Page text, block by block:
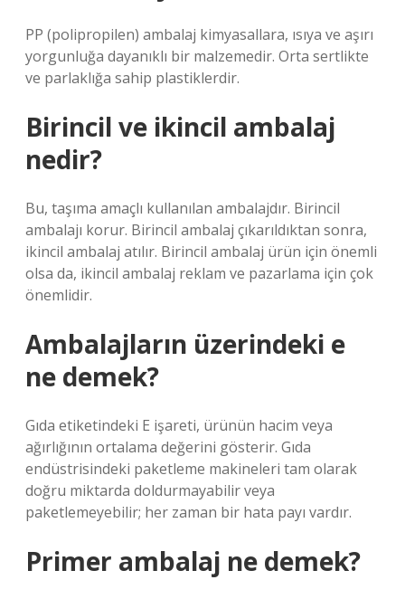
PP (polipropilen) ambalaj kimyasallara, ısıya ve aşırı
yorgunluğa dayanıklı bir malzemedir. Orta sertlikte
ve parlaklığa sahip plastiklerdir.
Birincil ve ikincil ambalaj
nedir?
Bu, taşıma amaçlı kullanılan ambalajdır. Birincil
ambalajı korur. Birincil ambalaj çıkarıldıktan sonra,
ikincil ambalaj atılır. Birincil ambalaj ürün için önemli
olsa da, ikincil ambalaj reklam ve pazarlama için çok
önemlidir.
Ambalajların üzerindeki e
ne demek?
Gıda etiketindeki E işareti, ürünün hacim veya
ağırlığının ortalama değerini gösterir. Gıda
endüstrisindeki paketleme makineleri tam olarak
doğru miktarda doldurmayabilir veya
paketlemeyebilir; her zaman bir hata payı vardır.
Primer ambalaj ne demek?